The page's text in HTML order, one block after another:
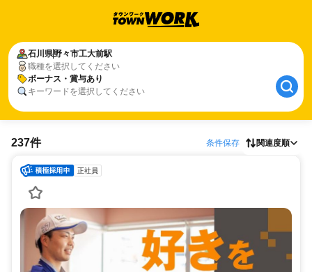
石川県野々市工大前駅
職種を選択してください
ボーナス・賞与あり
キーワードを選択してください
237件 条件保存 関連度順
正社員